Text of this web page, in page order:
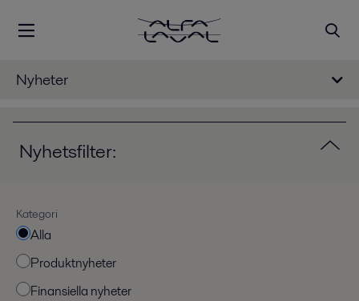
Nyheter
Nyhetsfilter:
Kategori
Alla
Produktnyheter
Finansiella nyheter